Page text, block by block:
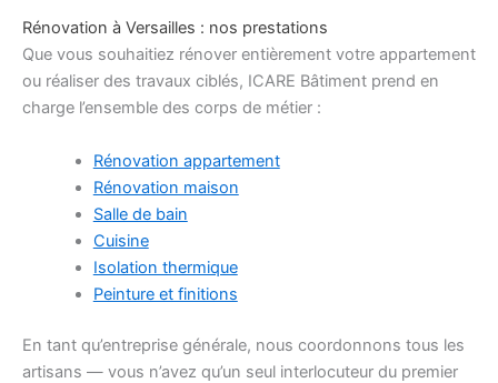
Rénovation à Versailles : nos prestations
Que vous souhaitiez rénover entièrement votre appartement
ou réaliser des travaux ciblés, ICARE Bâtiment prend en
charge l’ensemble des corps de métier :
Rénovation appartement
Rénovation maison
Salle de bain
Cuisine
Isolation thermique
Peinture et finitions
En tant qu’entreprise générale, nous coordonnons tous les
artisans — vous n’avez qu’un seul interlocuteur du premier